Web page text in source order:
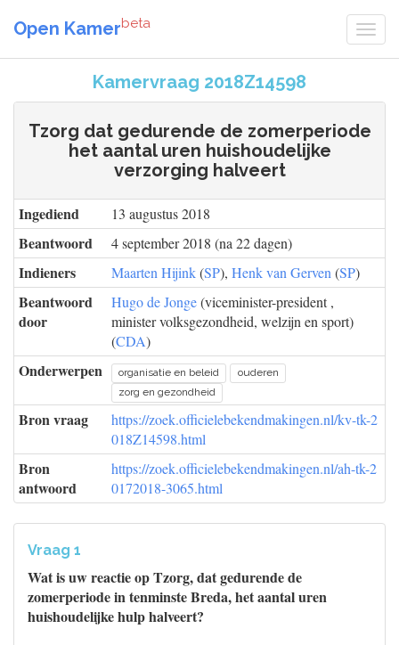
Open Kamerbeta
Kamervraag 2018Z14598
Tzorg dat gedurende de zomerperiode
het aantal uren huishoudelijke
verzorging halveert
Ingediend 13 augustus 2018
Beantwoord 4 september 2018 (na 22 dagen)
Indieners Maarten Hijink(SP), Henk van Gerven (SP)
Beantwoord
door
Hugo de Jonge(viceminister-president ,
minister volksgezondheid, welzijn en sport)
(CDA)
Onderwerpen organisatie en beleid
ouderen
zorg en gezondheid
Bron vraag
https://zoek.officielebekendmakingen.nl/kv-tk-2
018Z14598.html
Bron
antwoord
https://zoek.officielebekendmakingen.nl/ah-tk-2
0172018-3065.html
Vraag 1
Wat is uw reactie op Tzorg, dat gedurende de
zomerperiode in tenminste Breda, het aantal uren
huishoudelijke hulp halveert?